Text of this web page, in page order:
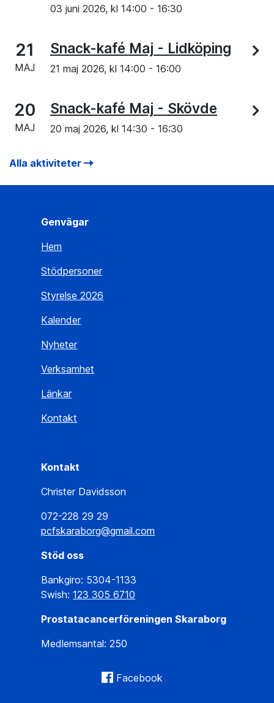
03 juni 2026, kl 14:00 - 16:30
21
MAJ
Snack-kafé Maj - Lidköping
21 maj 2026, kl 14:00 - 16:00
20
MAJ
Snack-kafé Maj - Skövde
20 maj 2026, kl 14:30 - 16:30
Alla aktiviteter
Genvägar
Hem
Stödpersoner
Styrelse 2026
Kalender
Nyheter
Verksamhet
Länkar
Kontakt
Kontakt
Christer Davidsson
072-228 29 29
pcfskaraborg@gmail.com
Stöd oss
Bankgiro: 5304-1133
Swish:123 305 6710
Prostatacancerföreningen Skaraborg
Medlemsantal: 250
Facebook